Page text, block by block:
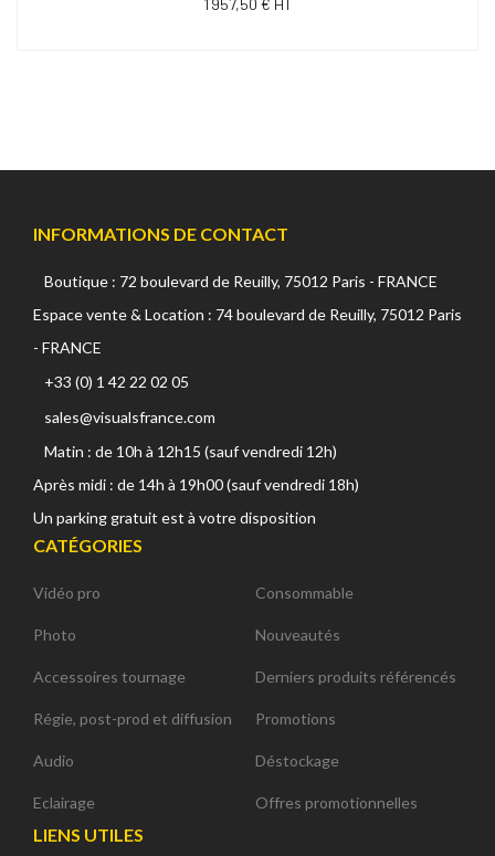
INFORMATIONS DE CONTACT
Boutique : 72 boulevard de Reuilly, 75012 Paris - FRANCE
Espace vente & Location : 74 boulevard de Reuilly, 75012 Paris
- FRANCE
+33 (0) 1 42 22 02 05
sales@visualsfrance.com
Matin : de 10h à 12h15 (sauf vendredi 12h)
Après midi : de 14h à 19h00 (sauf vendredi 18h)
Un parking gratuit est à votre disposition
CATÉGORIES
Vidéo pro
Photo
Accessoires tournage
Régie, post-prod et diffusion
Audio
Eclairage
Consommable
Nouveautés
Derniers produits référencés
Promotions
Déstockage
Offres promotionnelles
LIENS UTILES